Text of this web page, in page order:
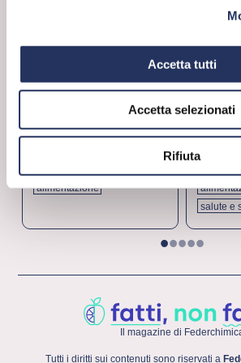
Accetta tutti
Accetta selezionati
Rifiuta
Gli aromi: una
alimentazione
FALSI MITI
Ma è
male?
salute e
12345
Il magazine di
Tutti i diritti sui contenuti sono riservati a